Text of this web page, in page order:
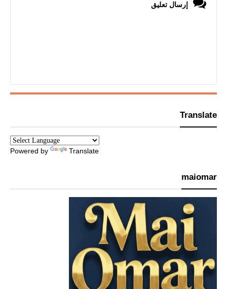
إرسال تعليق
Translate
Powered by Translate
maiomar